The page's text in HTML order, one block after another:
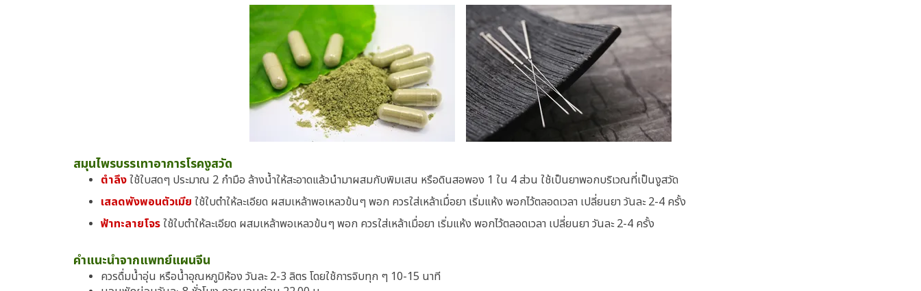
สมุนไพรบรรเทาอาการโรคงูสวัด
ตำลึงใช้ใบสดๆ ประมาณ 2 กำมือ ล้างน้ำให้สะอาดแล้วนำมาผสมกับพิมเสน หรือดินสอพอง 1 ใน 4 ส่วน ใช้เป็นยาพอกบริเวณที่เป็นงูสวัด
เสลดพังพอนตัวเมีย ใช้ใบตำให้ละเอียด ผสมเหล้าพอเหลวข้นๆ พอก ควรใส่เหล้าเมื่อยา เริ่มแห้ง พอกไว้ตลอดเวลา เปลี่ยนยา วันละ 2-4 ครั้ง
ฟ้าทะลายโจรใช้ใบตำให้ละเอียด ผสมเหล้าพอเหลวข้นๆ พอก ควรใส่เหล้าเมื่อยา เริ่มแห้ง พอกไว้ตลอดเวลา เปลี่ยนยา วันละ 2-4 ครั้ง
คำแนะนำจากแพทย์แผนจีน
ควรดื่มน้ำอุ่น หรือน้ำอุณหภูมิห้อง วันละ 2-3 ลิตร โดยใช้การจิบทุก ๆ 10-15 นาที